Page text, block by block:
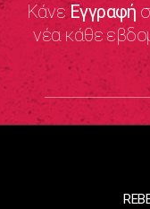
ΚάνεΕγγραφή
νέα κάθε